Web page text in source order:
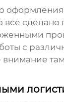
все
с
внимание